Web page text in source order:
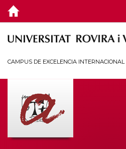
DEPARTAMENTO
INVESTIGACIÓN
JORNADAS Y CONGRESOS
TERRITORIO
CAMPUS DE EXCELENCIA INTERNACIONAL